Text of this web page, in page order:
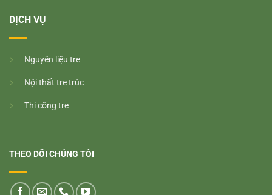
DỊCH VỤ
Nguyên liệu tre
Nội thất tre trúc
Thi công tre
THEO DÕI CHÚNG TÔI